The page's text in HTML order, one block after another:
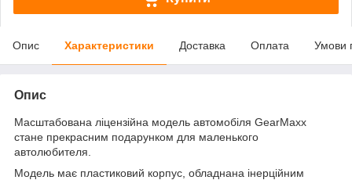
Опис Характеристики Доставка Оплата Умови
Опис
Масштабована ліцензійна модель автомобіля GearMaxx
стане прекрасним подарунком для маленького
автолюбителя.
Модель має пластиковий корпус, обладнана інерційним